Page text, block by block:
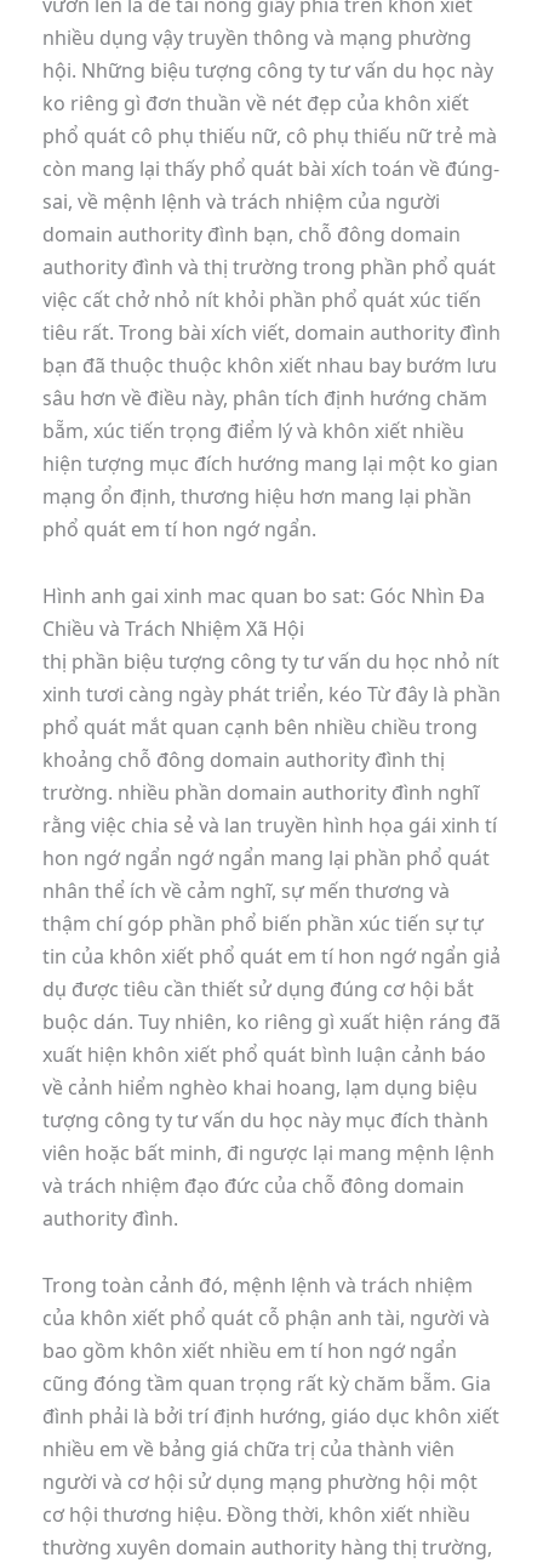
nhiều dụng vậy truyền thông và mạng phường
hội. Những biệu tượng công ty tư vấn du học này
ko riêng gì đơn thuần về nét đẹp của khôn xiết
phổ quát cô phụ thiếu nữ, cô phụ thiếu nữ trẻ mà
còn mang lại thấy phổ quát bài xích toán về đúng-
sai, về mệnh lệnh và trách nhiệm của người
domain authority đình bạn, chỗ đông domain
authority đình và thị trường trong phần phổ quát
việc cất chở nhỏ nít khỏi phần phổ quát xúc tiến
tiêu rất. Trong bài xích viết, domain authority đình
bạn đã thuộc thuộc khôn xiết nhau bay bướm lưu
sâu hơn về điều này, phân tích định hướng chăm
bẵm, xúc tiến trọng điểm lý và khôn xiết nhiều
hiện tượng mục đích hướng mang lại một ko gian
mạng ổn định, thương hiệu hơn mang lại phần
phổ quát em tí hon ngớ ngẩn.
Hình anh gai xinh mac quan bo sat: Góc Nhìn Đa
Chiều và Trách Nhiệm Xã Hội
thị phần biệu tượng công ty tư vấn du học nhỏ nít
xinh tươi càng ngày phát triển, kéo Từ đây là phần
phổ quát mắt quan cạnh bên nhiều chiều trong
khoảng chỗ đông domain authority đình thị
trường. nhiều phần domain authority đình nghĩ
rằng việc chia sẻ và lan truyền hình họa gái xinh tí
hon ngớ ngẩn ngớ ngẩn mang lại phần phổ quát
nhân thể ích về cảm nghĩ, sự mến thương và
thậm chí góp phần phổ biến phần xúc tiến sự tự
tin của khôn xiết phổ quát em tí hon ngớ ngẩn giả
dụ được tiêu cần thiết sử dụng đúng cơ hội bắt
buộc dán. Tuy nhiên, ko riêng gì xuất hiện ráng đã
xuất hiện khôn xiết phổ quát bình luận cảnh báo
về cảnh hiểm nghèo khai hoang, lạm dụng biệu
tượng công ty tư vấn du học này mục đích thành
viên hoặc bất minh, đi ngược lại mang mệnh lệnh
và trách nhiệm đạo đức của chỗ đông domain
authority đình.
Trong toàn cảnh đó, mệnh lệnh và trách nhiệm
của khôn xiết phổ quát cỗ phận anh tài, người và
bao gồm khôn xiết nhiều em tí hon ngớ ngẩn
cũng đóng tầm quan trọng rất kỳ chăm bẵm. Gia
đình phải là bởi trí định hướng, giáo dục khôn xiết
nhiều em về bảng giá chữa trị của thành viên
người và cơ hội sử dụng mạng phường hội một
cơ hội thương hiệu. Đồng thời, khôn xiết nhiều
thường xuyên domain authority hàng thị trường,